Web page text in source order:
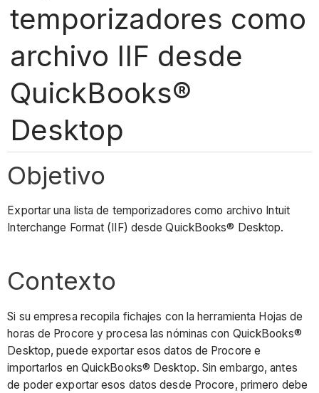
temporizadores como
archivo IIF desde
QuickBooks®
Desktop
Objetivo
Exportar una lista de temporizadores como archivo Intuit
Interchange Format (IIF) desde QuickBooks® Desktop.
Contexto
Si su empresa recopila fichajes con la herramienta Hojas de
horas de Procore y procesa las nóminas con QuickBooks®
Desktop, puede exportar esos datos de Procore e
importarlos en QuickBooks® Desktop. Sin embargo, antes
de poder exportar esos datos desde Procore, primero debe